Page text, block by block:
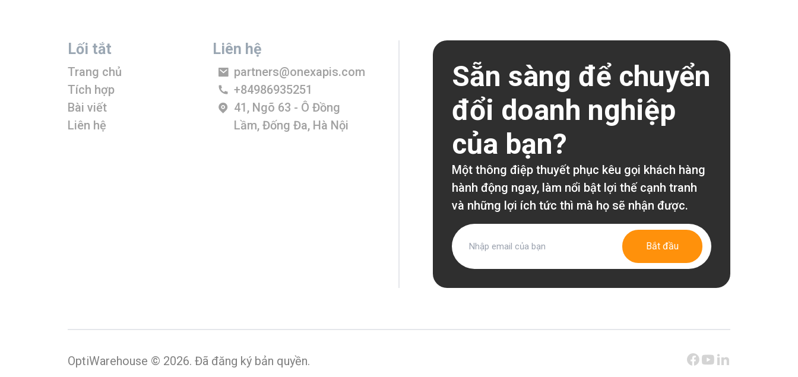
Lối tắt
Trang chủ
Tích hợp
Bài viết
Liên hệ
Liên hệ
partners@onexapis.com
+84986935251
41, Ngõ 63 - Ô Đồng
Lầm, Đống Đa, Hà Nội
Sẵn sàng để chuyển
đổi doanh nghiệp
của bạn?
Một thông điệp thuyết phục kêu gọi khách hàng
hành động ngay, làm nổi bật lợi thế cạnh tranh
và những lợi ích tức thì mà họ sẽ nhận được.
Bắt đầu
OptiWarehouse © 2026. Đã đăng ký bản quyền.